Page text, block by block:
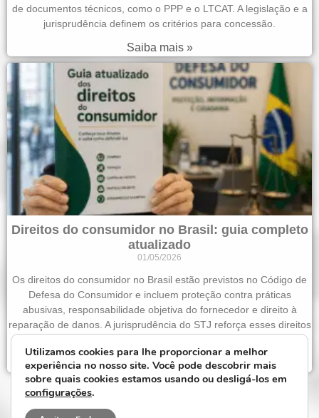
de documentos técnicos, como o PPP e o LTCAT. A legislação e a
jurisprudência definem os critérios para concessão.
Saiba mais »
Direitos do consumidor no Brasil: guia completo
atualizado
01/05/2026
Os direitos do consumidor no Brasil estão previstos no Código de
Defesa do Consumidor e incluem proteção contra práticas
abusivas, responsabilidade objetiva do fornecedor e direito à
reparação de danos. A jurisprudência do STJ reforça esses direitos
Saiba mais »
Veja mais
Utilizamos cookies para lhe proporcionar a melhor
experiência no nosso site. Você pode descobrir mais
sobre quais cookies estamos usando ou desligá-los em
configurações.